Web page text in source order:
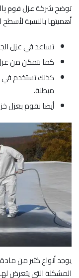
توضح شركةعزل فوم
أهميتها بالنسبة
تساعد في عزل
كما نتمكن من
كذلك تستخدم في
مبطنة.
أيضا نقوم بعزل
يوجد أنواع كثير من
المشكلة التي يتعرض